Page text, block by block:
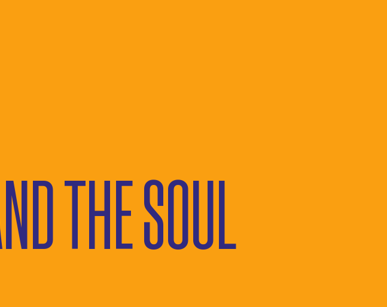
THE SOUL